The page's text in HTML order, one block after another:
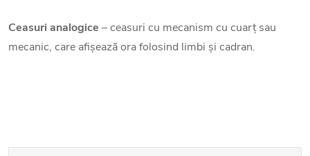
Ceasuri analogice – ceasuri cu mecanism cu cuarț sau
mecanic, care afișează ora folosind limbi și cadran.